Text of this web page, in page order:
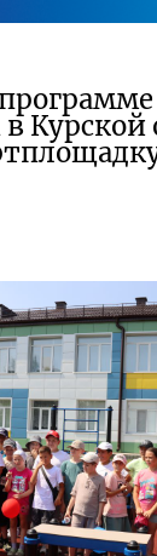
Курской